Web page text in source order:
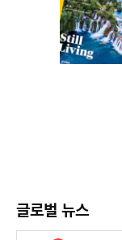
글로벌 뉴스